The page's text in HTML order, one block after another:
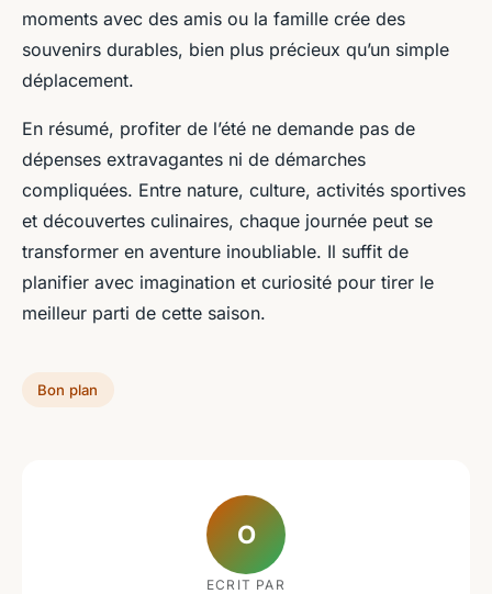
moments avec des amis ou la famille crée des
souvenirs durables, bien plus précieux qu’un simple
déplacement.
En résumé, profiter de l’été ne demande pas de
dépenses extravagantes ni de démarches
compliquées. Entre nature, culture, activités sportives
et découvertes culinaires, chaque journée peut se
transformer en aventure inoubliable. Il suffit de
planifier avec imagination et curiosité pour tirer le
meilleur parti de cette saison.
Bon plan
O
ECRIT PAR